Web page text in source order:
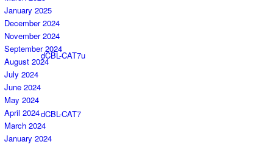
dCBL-CAT7u
dCBL-CAT7
January 2025
December 2024
November 2024
September 2024
August 2024
July 2024
June 2024
May 2024
April 2024
March 2024
January 2024